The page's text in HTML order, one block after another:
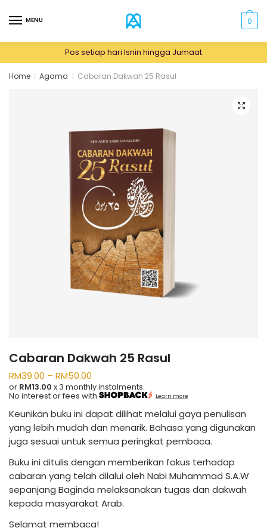
to
to
MENU 0
Pos setiap hari Isnin hingga Jumaat
Home / Agama / Cabaran Dakwah 25 Rasul
🔍
Cabaran Dakwah 25 Rasul
RM39.00 – RM50.00
or RM13.00 x 3 monthly instalments.
No interest or fees with Learn more
Keunikan buku ini dapat dilihat melalui gaya penulisan
yang lebih mudah dan menarik. Bahasa yang digunakan
juga sesuai untuk semua peringkat pembaca.
Buku ini ditulis dengan memberikan fokus terhadap
cabaran yang telah dilalui oleh Nabi Muhammad S.A.W
sepanjang Baginda melaksanakan tugas dan dakwah
kepada masyarakat Arab.
Selamat membaca!